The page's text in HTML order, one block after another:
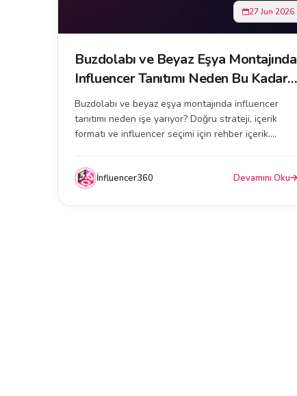
27 Jun 2026
Buzdolabı ve Beyaz Eşya Montajında
Influencer Tanıtımı Neden Bu Kadar
Etkili?
Buzdolabı ve beyaz eşya montajında influencer
tanıtımı neden işe yarıyor? Doğru strateji, içerik
formatı ve influencer seçimi için rehber içerik....
İnfluencer360 Devamını Oku